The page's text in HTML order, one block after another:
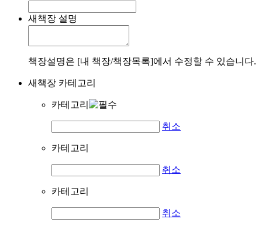
새책장 설명
책장설명은 [내 책장/책장목록]에서 수정할 수 있습니다.
새책장 카테고리
카테고리
취소
카테고리
취소
카테고리
취소